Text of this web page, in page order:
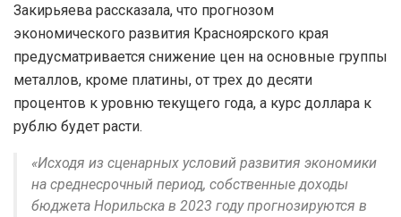
Закирьяева рассказала, что прогнозом
экономического развития Красноярского края
предусматривается снижение цен на основные группы
металлов, кроме платины, от трех до десяти
процентов к уровню текущего года, а курс доллара к
рублю будет расти.
«Исходя из сценарных условий развития экономики
на среднесрочный период, собственные доходы
бюджета Норильска в 2023 году прогнозируются в